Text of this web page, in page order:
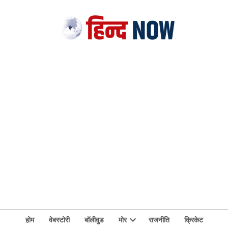
होम वेबस्टोरी बॉलीवुड मोर राजनीति
क्रिकेट